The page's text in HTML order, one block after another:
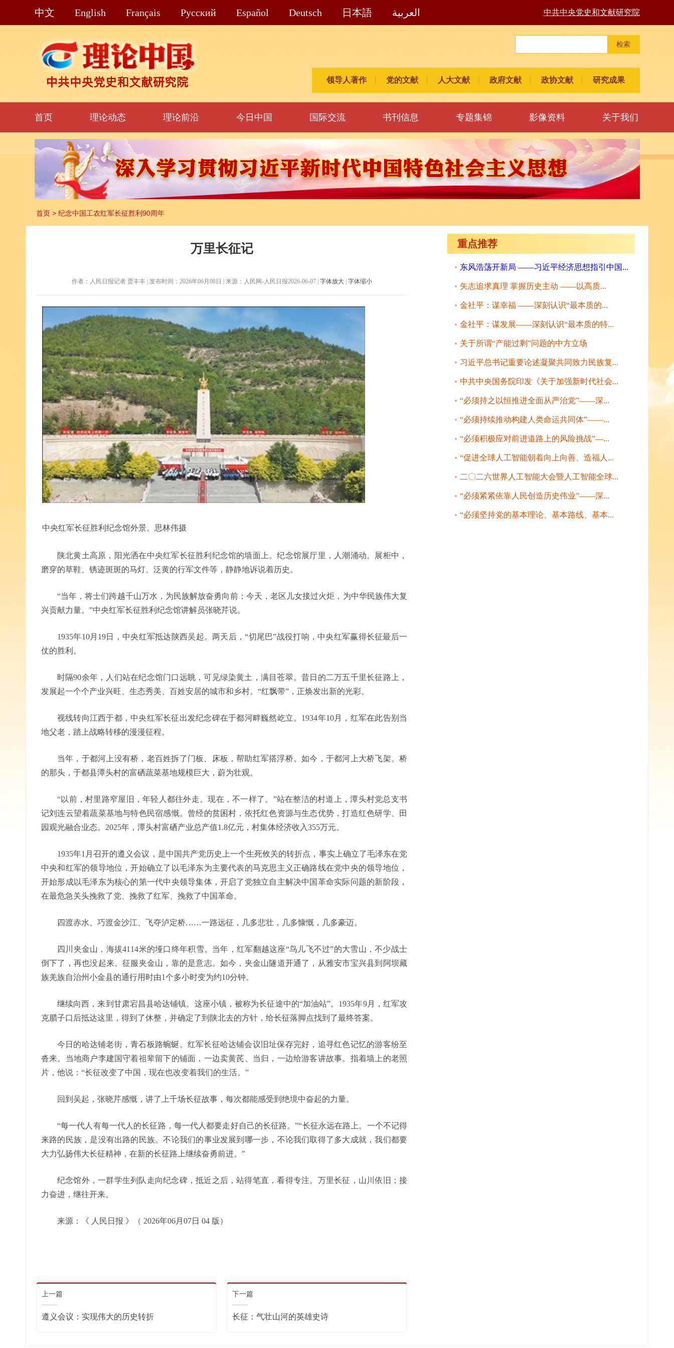
中文 English Français Pусский Español Deutsch 日本語 العربية 中共中央党史和文献研究院
检索
领导人著作 党的文献 人大文献 政府文献 政协文献 研究成果
首页 理论动态 理论前沿 今日中国 国际交流 书刊信息 专题集锦 影像资料 关于我们
首页 > 纪念中国工农红军长征胜利90周年
万里长征记
作者：人民日报记者 贾丰丰 | 发布时间：2026年06月08日 | 来源：人民网-人民日报2026-06-07 | 字体放大| 字体缩小
中央红军长征胜利纪念馆外景。思林伟摄
陕北黄土高原，阳光洒在中央红军长征胜利纪念馆的墙面上。纪念馆展厅里，人潮涌动。展柜中，
磨穿的草鞋、锈迹斑斑的马灯、泛黄的行军文件等，静静地诉说着历史。
“当年，将士们跨越千山万水，为民族解放奋勇向前；今天，老区儿女接过火炬，为中华民族伟大复
兴贡献力量。”中央红军长征胜利纪念馆讲解员张晓芹说。
1935年10月19日，中央红军抵达陕西吴起。两天后，“切尾巴”战役打响，中央红军赢得长征最后一
仗的胜利。
时隔90余年，人们站在纪念馆门口远眺，可见绿染黄土，满目苍翠。昔日的二万五千里长征路上，
发展起一个个产业兴旺、生态秀美、百姓安居的城市和乡村。“红飘带”，正焕发出新的光彩。
视线转向江西于都，中央红军长征出发纪念碑在于都河畔巍然屹立。1934年10月，红军在此告别当
地父老，踏上战略转移的漫漫征程。
当年，于都河上没有桥，老百姓拆了门板、床板，帮助红军搭浮桥。如今，于都河上大桥飞架。桥
的那头，于都县潭头村的富硒蔬菜基地规模巨大，蔚为壮观。
“以前，村里路窄屋旧，年轻人都往外走。现在，不一样了。”站在整洁的村道上，潭头村党总支书
记刘连云望着蔬菜基地与特色民宿感慨。曾经的贫困村，依托红色资源与生态优势，打造红色研学、田
园观光融合业态。2025年，潭头村富硒产业总产值1.8亿元，村集体经济收入355万元。
1935年1月召开的遵义会议，是中国共产党历史上一个生死攸关的转折点，事实上确立了毛泽东在党
中央和红军的领导地位，开始确立了以毛泽东为主要代表的马克思主义正确路线在党中央的领导地位，
开始形成以毛泽东为核心的第一代中央领导集体，开启了党独立自主解决中国革命实际问题的新阶段，
在最危急关头挽救了党、挽救了红军、挽救了中国革命。
四渡赤水、巧渡金沙江、飞夺泸定桥……一路远征，几多悲壮，几多慷慨，几多豪迈。
四川夹金山，海拔4114米的垭口终年积雪。当年，红军翻越这座“鸟儿飞不过”的大雪山，不少战士
倒下了，再也没起来。征服夹金山，靠的是意志。如今，夹金山隧道开通了，从雅安市宝兴县到阿坝藏
族羌族自治州小金县的通行用时由1个多小时变为约10分钟。
继续向西，来到甘肃宕昌县哈达铺镇。这座小镇，被称为长征途中的“加油站”。1935年9月，红军攻
克腊子口后抵达这里，得到了休整，并确定了到陕北去的方针，给长征落脚点找到了最终答案。
今日的哈达铺老街，青石板路蜿蜒。红军长征哈达铺会议旧址保存完好，追寻红色记忆的游客纷至
沓来。当地商户李建国守着祖辈留下的铺面，一边卖黄芪、当归，一边给游客讲故事。指着墙上的老照
片，他说：“长征改变了中国，现在也改变着我们的生活。”
回到吴起，张晓芹感慨，讲了上千场长征故事，每次都能感受到绝境中奋起的力量。
“每一代人有每一代人的长征路，每一代人都要走好自己的长征路。”“长征永远在路上。一个不记得
来路的民族，是没有出路的民族。不论我们的事业发展到哪一步，不论我们取得了多大成就，我们都要
大力弘扬伟大长征精神，在新的长征路上继续奋勇前进。”
纪念馆外，一群学生列队走向纪念碑，抵近之后，站得笔直，看得专注。万里长征，山川依旧；接
力奋进，继往开来。
来源：《 人民日报 》（ 2026年06月07日 04 版）
上一篇
遵义会议：实现伟大的历史转折
下一篇
长征：气壮山河的英雄史诗
重点推荐
东风浩荡开新局 ——习近平经济思想指引中国...
矢志追求真理 掌握历史主动 ——以高质...
金社平：谋幸福 ——深刻认识“最本质的...
金社平：谋发展——深刻认识“最本质的特...
关于所谓“产能过剩”问题的中方立场
习近平总书记重要论述凝聚共同致力民族复...
中共中央国务院印发《关于加强新时代社会...
“必须持之以恒推进全面从严治党”——深...
“必须持续推动构建人类命运共同体”——...
“必须积极应对前进道路上的风险挑战”—...
“促进全球人工智能朝着向上向善、造福人...
二〇二六世界人工智能大会暨人工智能全球...
“必须紧紧依靠人民创造历史伟业”——深...
“必须坚持党的基本理论、基本路线、基本...